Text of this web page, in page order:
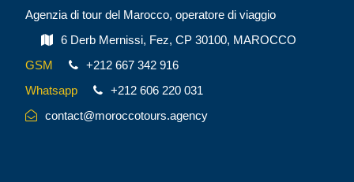
Agenzia di tour del Marocco, operatore di viaggio
6 Derb Mernissi, Fez, CP 30100, MAROCCO
GSM
+212 667 342 916
Whatsapp
+212 606 220 031
contact@moroccotours.agency